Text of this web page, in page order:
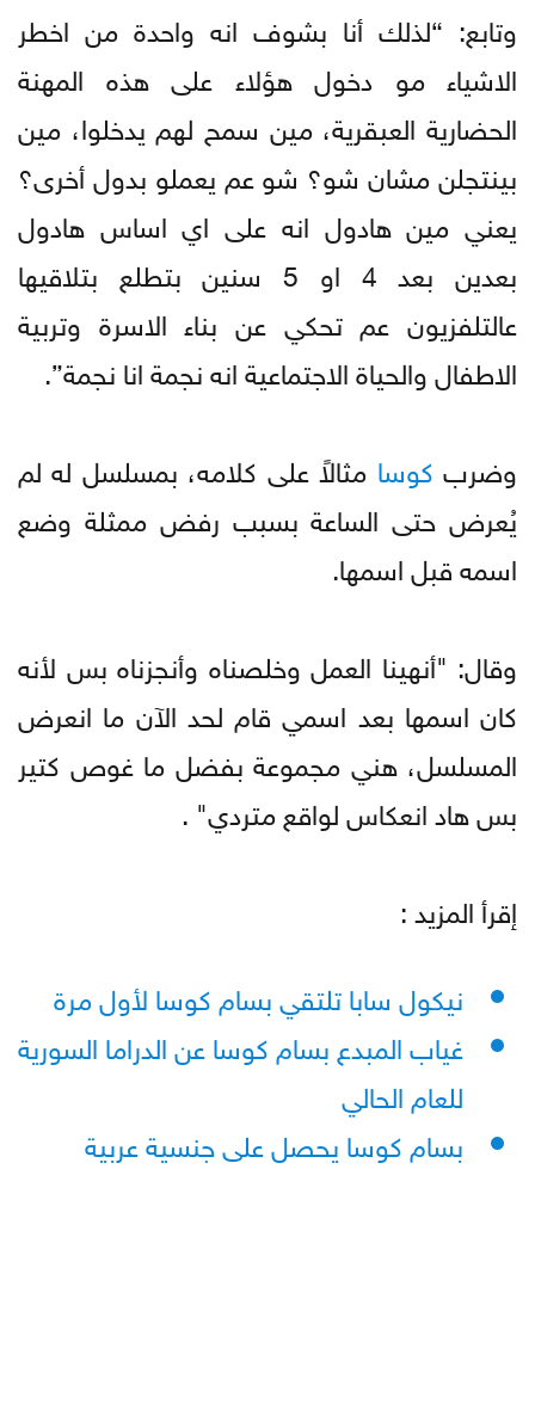
وتابع: “لذلك أنا بشوف انه واحدة من اخطر
الاشياء مو دخول هؤلاء على هذه المهنة
الحضارية العبقرية، مين سمح لهم يدخلوا، مين
بينتجلن مشان شو؟ شو عم يعملو بدول أخرى؟
يعني مين هادول انه على اي اساس هادول
بعدين بعد 4 او 5 سنين بتطلع بتلاقيها
عالتلفزيون عم تحكي عن بناء الاسرة وتربية
الاطفال والحياة الاجتماعية انه نجمة انا نجمة”.
وضرب كوسا مثالاً على كلامه، بمسلسل له لم
يُعرض حتى الساعة بسبب رفض ممثلة وضع
اسمه قبل اسمها.
وقال: "أنهينا العمل وخلصناه وأنجزناه بس لأنه
كان اسمها بعد اسمي قام لحد الآن ما انعرض
المسلسل، هني مجموعة بفضل ما غوص كتير
بس هاد انعكاس لواقع متردي" .
إقرأ المزيد :
نيكول سابا تلتقي بسام كوسا لأول مرة
غياب المبدع بسام كوسا عن الدراما السورية
للعام الحالي
بسام كوسا يحصل على جنسية عربية